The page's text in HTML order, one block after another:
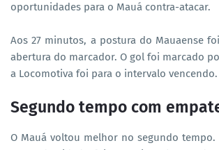
oportunidades para o Mauá contra-atacar.
Aos 27 minutos, a postura do Mauaense
abertura do marcador. O gol foi marcado
a Locomotiva foi para o intervalo vencendo.
Segundo tempo com
O Mauá voltou melhor no segundo